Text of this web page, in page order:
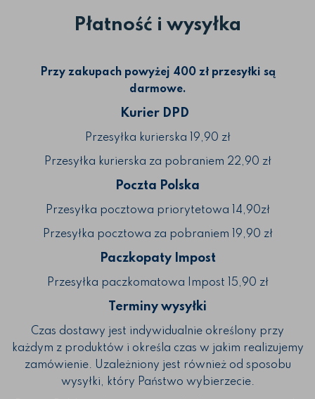
Płatność i wysyłka
Przy zakupach powyżej 400 zł przesyłki są
darmowe.
Kurier DPD
Przesyłka kurierska 19,90 zł
Przesyłka kurierska za pobraniem 22,90 zł
Poczta Polska
Przesyłka pocztowa priorytetowa 14,90zł
Przesyłka pocztowa za pobraniem 19,90 zł
Paczkopaty Impost
Przesyłka paczkomatowa Impost 15,90 zł
Terminy wysyłki
Czas dostawy jest indywidualnie określony przy
każdym z produktów i określa czas w jakim realizujemy
zamówienie. Uzależniony jest również od sposobu
wysyłki, który Państwo wybierzecie.